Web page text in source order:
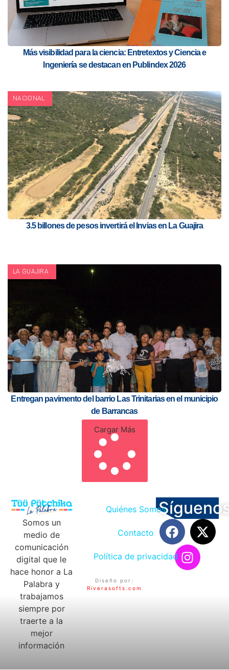
Más visibilidad para la ciencia: Entretextos y Ciencia e
Ingeniería se destacan en Publindex 2026
NACIONAL
3.5 billones de pesos invertirá el Invias en La Guajira
LA GUAJIRA
Entregan pavimento del barrio Las Trinitarias en el municipio
de Barrancas
Cargar Más
Somos un
medio de
comunicación
digital que le
hace honor a La
Palabra y
trabajamos
siempre por
traerte a la
mejor
información
Quiénes Somos
Contacto
Política de privacidad
Diseño por:
Riverasofts.com